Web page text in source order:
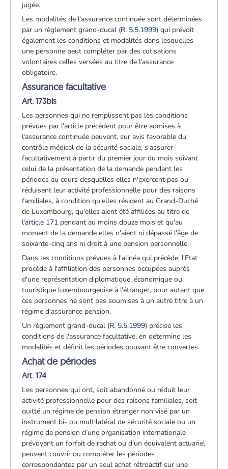
jugée.
Les modalités de l'assurance continuée sont déterminées
par un règlement grand-ducal (R. 5.5.1999) qui prévoit
également les conditions et modalités dans lesquelles
une personne peut compléter par des cotisations
volontaires celles versées au titre de l'assurance
obligatoire.
Assurance facultative
Art. 173bis
Les personnes qui ne remplissent pas les conditions
prévues par l'article précédent pour être admises à
l'assurance continuée peuvent, sur avis favorable du
contrôle médical de la sécurité sociale, s'assurer
facultativement à partir du premier jour du mois suivant
celui de la présentation de la demande pendant les
périodes au cours desquelles elles n'exercent pas ou
réduisent leur activité professionnelle pour des raisons
familiales, à condition qu'elles résident au Grand-Duché
de Luxembourg, qu'elles aient été affiliées au titre de
l'article 171 pendant au moins douze mois et qu'au
moment de la demande elles n'aient ni dépassé l'âge de
soixante-cinq ans ni droit à une pension personnelle.
Dans les conditions prévues à l'alinéa qui précède, l'Etat
procède à l'affiliation des personnes occupées auprès
d'une représentation diplomatique, économique ou
touristique luxembourgeoise à l'étranger, pour autant que
ces personnes ne sont pas soumises à un autre titre à un
régime d'assurance pension.
Un règlement grand-ducal (R. 5.5.1999) précise les
conditions de l'assurance facultative, en détermine les
modalités et définit les périodes pouvant être couvertes.
Achat de périodes
Art. 174
Les personnes qui ont, soit abandonné ou réduit leur
activité professionnelle pour des raisons familiales, soit
quitté un régime de pension étranger non visé par un
instrument bi- ou multilatéral de sécurité sociale ou un
régime de pension d’une organisation internationale
prévoyant un forfait de rachat ou d’un équivalent actuariel
peuvent couvrir ou compléter les périodes
correspondantes par un seul achat rétroactif sur une